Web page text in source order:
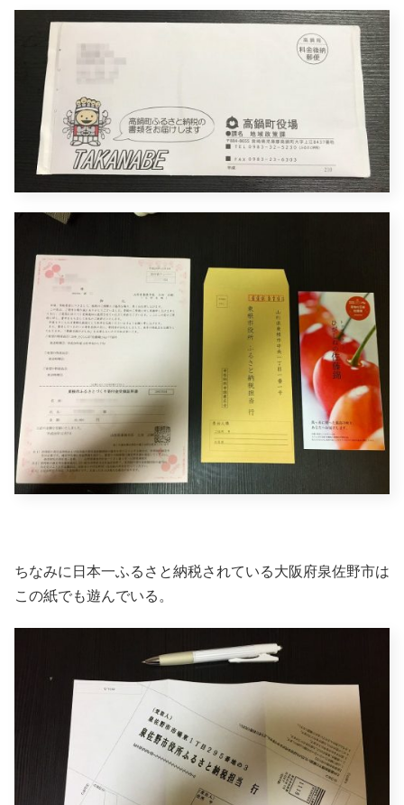
ちなみに日本一ふるさと納税されている大阪府泉佐野市は
この紙でも遊んでいる。